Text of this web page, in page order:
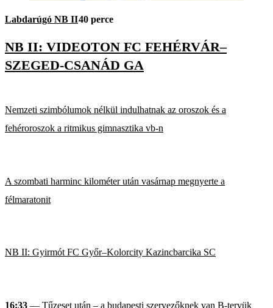
Labdarúgó NB II40 perce
NB II: VIDEOTON FC FEHÉRVÁR–
SZEGED-CSANÁD GA
Nemzeti szimbólumok nélkül indulhatnak az oroszok és a
fehéroroszok a ritmikus gimnasztika vb-n
A szombati harminc kilométer után vasárnap megnyerte a
félmaratonit
NB II: Gyirmót FC Győr–Kolorcity Kazincbarcika SC
16:33 — Tűzeset után – a budapesti szervezőknek van B-tervük